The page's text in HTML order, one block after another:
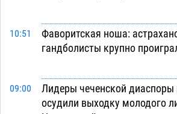
10:51
Фаворитская ноша:
гандболисты крупно
09:00
Лидеры чеченской диаспоры
осудили выходку молодого